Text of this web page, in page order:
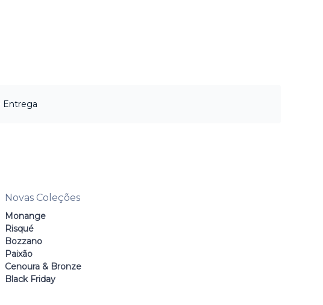
Entrega
Novas Coleções
Monange
Risqué
Bozzano
Paixão
Cenoura & Bronze
Black Friday